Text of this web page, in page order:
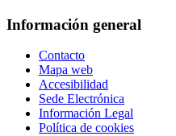
Información general
Contacto
Mapa web
Accesibilidad
Sede Electrónica
Información Legal
Política de cookies